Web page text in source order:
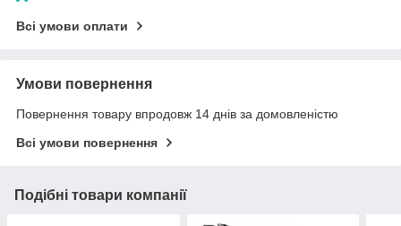
Всі умови оплати
Умови повернення
Повернення товару впродовж 14 днів за домовленістю
Всі умови повернення
Подібні товари компанії